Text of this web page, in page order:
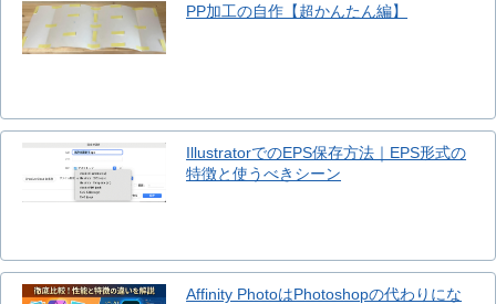
PP加工の自作【超かんたん編】
IllustratorでのEPS保存方法｜EPS形式の
特徴と使うべきシーン
Affinity PhotoはPhotoshopの代わりにな